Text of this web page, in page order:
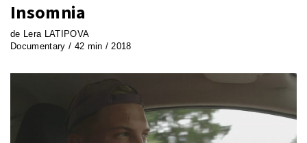
Insomnia
de Lera LATIPOVA
Documentary / 42 min / 2018